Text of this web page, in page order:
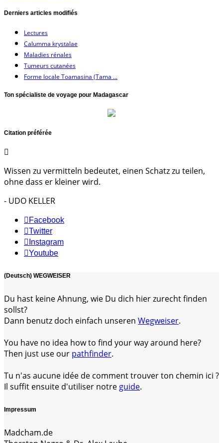
Derniers articles modifiés
Lectures
Calumma krystalae
Maladies rénales
Tumeurs cutanées
Forme locale Toamasina (Tama ...
Ton spécialiste de voyage pour Madagascar
Citation préférée
Wissen zu vermitteln bedeutet, einen Schatz zu teilen,
ohne dass er kleiner wird.
- UDO KELLER
Facebook
Twitter
Instagram
Youtube
(Deutsch) WEGWEISER
Du hast keine Ahnung, wie Du dich hier zurecht finden
sollst?
Dann benutz doch einfach unseren Wegweiser.
You have no idea how to find your way around here?
Then just use our pathfinder.
Tu n'as aucune idée de comment trouver ton chemin ici ?
Il suffit ensuite d'utiliser notre guide.
Impressum
Madcham.de